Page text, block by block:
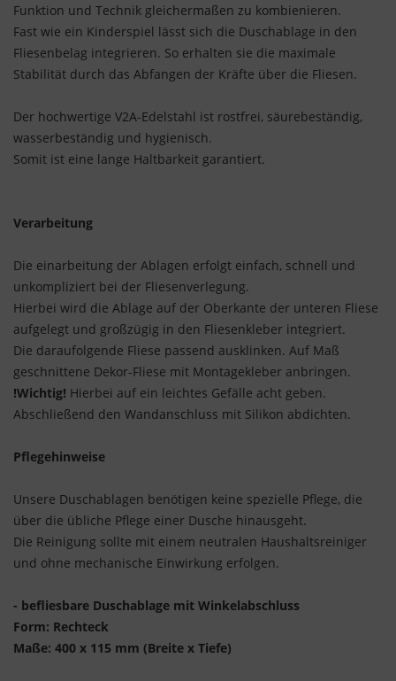
Funktion und Technik gleichermaßen zu kombienieren.
Fast wie ein Kinderspiel lässt sich die Duschablage in den
Fliesenbelag integrieren. So erhalten sie die maximale
Stabilität durch das Abfangen der Kräfte über die Fliesen.
Der hochwertige V2A-Edelstahl ist rostfrei, säurebeständig,
wasserbeständig und hygienisch.
Somit ist eine lange Haltbarkeit garantiert.
Verarbeitung
Die einarbeitung der Ablagen erfolgt einfach, schnell und
unkompliziert bei der Fliesenverlegung.
Hierbei wird die Ablage auf der Oberkante der unteren Fliese
aufgelegt und großzügig in den Fliesenkleber integriert.
Die daraufolgende Fliese passend ausklinken. Auf Maß
geschnittene Dekor-Fliese mit Montagekleber anbringen.
!Wichtig! Hierbei auf ein leichtes Gefälle acht geben.
Abschließend den Wandanschluss mit Silikon abdichten.
Pflegehinweise
Unsere Duschablagen benötigen keine spezielle Pflege, die
über die übliche Pflege einer Dusche hinausgeht.
Die Reinigung sollte mit einem neutralen Haushaltsreiniger
und ohne mechanische Einwirkung erfolgen.
- befliesbare Duschablage mit Winkelabschluss
Form: Rechteck
Maße: 400 x 115 mm (Breite x Tiefe)